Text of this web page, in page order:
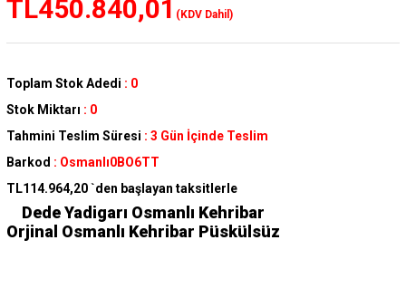
TL450.840,01 (KDV Dahil)
Toplam Stok Adedi : 0
Stok Miktarı : 0
Tahmini Teslim Süresi : 3 Gün İçinde Teslim
Barkod : Osmanlı0BO6TT
TL114.964,20 `den başlayan taksitlerle
Dede Yadigarı Osmanlı Kehribar
Orjinal Osmanlı Kehribar Püskülsüz